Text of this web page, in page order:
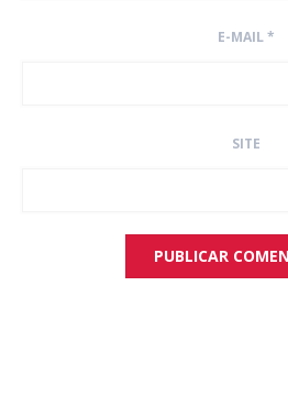
E-MAIL*
SITE